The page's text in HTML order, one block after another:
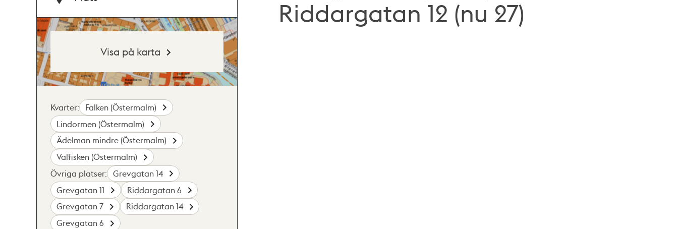
Riddargatan 12 (nu 27)
Visa på karta
Kvarter:
Falken (Östermalm)
Lindormen (Östermalm)
Ädelman mindre (Östermalm)
Valfisken (Östermalm)
Övriga platser:
Grevgatan 14
Grevgatan 11
Riddargatan 6
Grevgatan 7
Riddargatan 14
Grevgatan 6